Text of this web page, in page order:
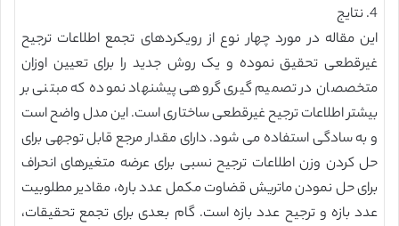
4. نتایج
این مقاله در مورد چهار نوع از رویکردهای تجمع اطلاعات ترجیح
غیرقطعی تحقیق نموده و یک روش جدید را برای تعیین اوزان
متخصصان در تصمیم گیری گروهی پیشنهاد نموده که مبتنی بر
بیشتر اطلاعات ترجیح غیرقطعی ساختاری است. این مدل واضح است
و به سادگی استفاده می شود. دارای مقدار مرجع قابل توجهی برای
حل کردن وزن اطلاعات ترجیح نسبی برای عرضه متغیرهای انحراف
برای حل نمودن ماتریش قضاوت مکمل عدد باره، مقادیر مطلوبیت
عدد بازه و ترجیح عدد بازه است. گام بعدی برای تجمع تحقیقات،